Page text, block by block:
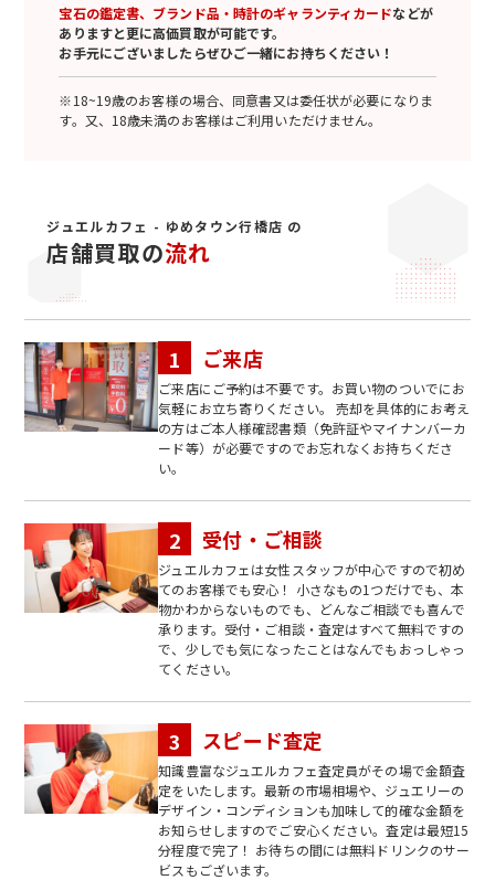
宝石の鑑定書、ブランド品・時計のギャランティカードなどが
ありますと更に高価買取が可能です。
お手元にございましたらぜひご一緒にお持ちください！
※18~19歳のお客様の場合、同意書又は委任状が必要になりま
す。又、18歳未満のお客様はご利用いただけません。
ジュエルカフェ - ゆめタウン行橋店 の
店舗買取の流れ
ご来店
ご来店にご予約は不要です。お買い物のついでにお
気軽にお立ち寄りください。 売却を具体的にお考え
の方はご本人様確認書類（免許証やマイナンバーカ
ード等）が必要ですのでお忘れなくお持ちくださ
い。
受付・ご相談
ジュエルカフェは女性スタッフが中心ですので初め
てのお客様でも安心！ 小さなもの1つだけでも、本
物かわからないものでも、どんなご相談でも喜んで
承ります。受付・ご相談・査定はすべて無料ですの
で、少しでも気になったことはなんでもおっしゃっ
てください。
スピード査定
知識豊富なジュエルカフェ査定員がその場で金額査
定をいたします。最新の市場相場や、ジュエリーの
デザイン・コンディションも加味して的確な金額を
お知らせしますのでご安心ください。査定は最短15
分程度で完了！ お待ちの間には無料ドリンクのサー
ビスもございます。